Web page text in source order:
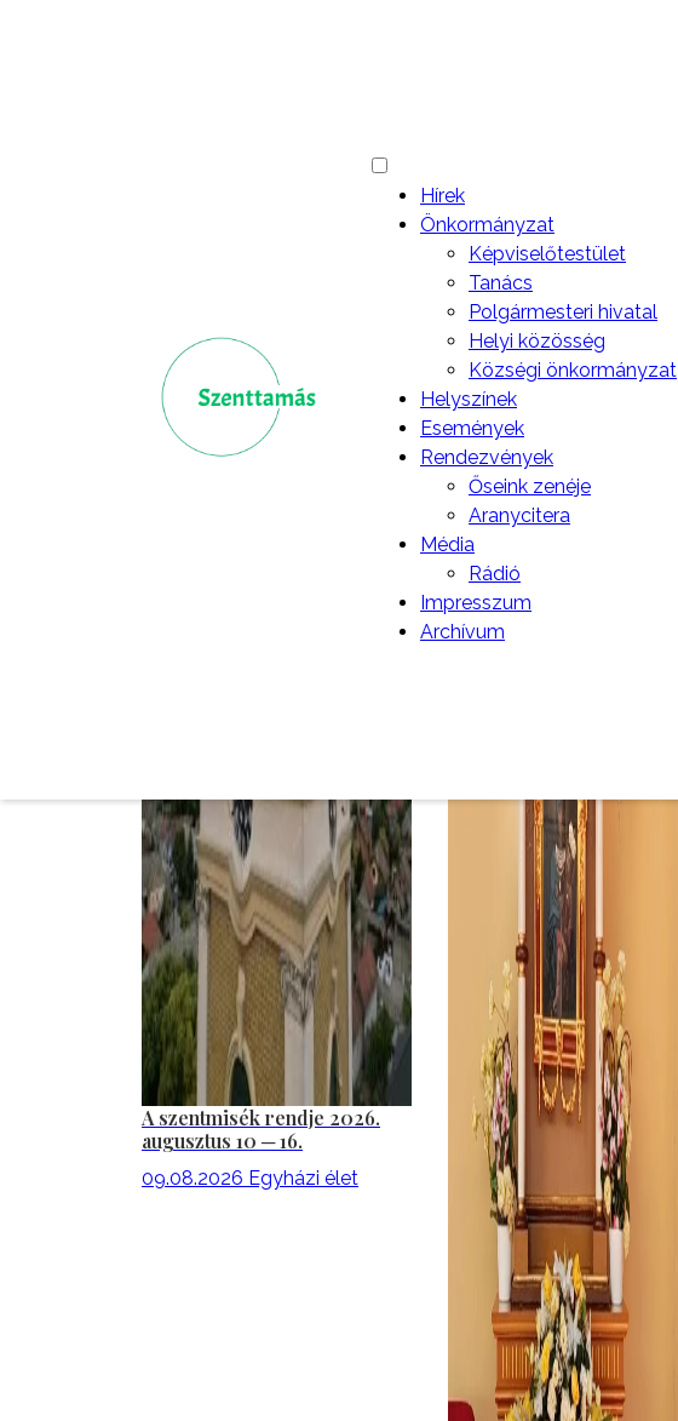
Hírek
Önkormányzat
Képviselőtestület
Tanács
Polgármesteri hivatal
Helyi közösség
Községi önkormányzat
Helyszínek
Események
Rendezvények
Őseink zenéje
Aranycitera
Média
Rádió
Impresszum
Archívum
A szentmisék rendje 2026.
augusztus 10 ─ 16.
09.08.2026 Egyházi élet